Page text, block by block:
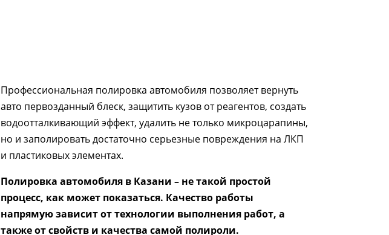
Профессиональная полировка автомобиля позволяет вернуть
авто первозданный блеск, защитить кузов от реагентов, создать
водоотталкивающий эффект, удалить не только микроцарапины,
но и заполировать достаточно серьезные повреждения на ЛКП
и пластиковых элементах.
Полировка автомобиля в Казани – не такой простой
процесс, как может показаться. Качество работы
напрямую зависит от технологии выполнения работ, а
также от свойств и качества самой полироли.